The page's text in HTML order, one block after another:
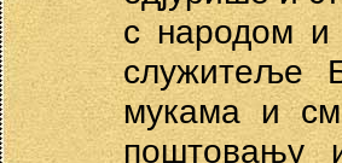
с народом и
служитеље
мукама и
поштовању